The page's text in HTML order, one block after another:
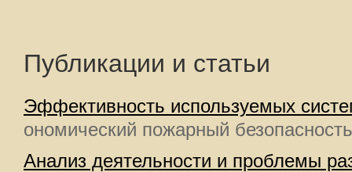
Публикации и статьи
Эффективность используемых
ономический пожарный
Анализ деятельности и проблемы